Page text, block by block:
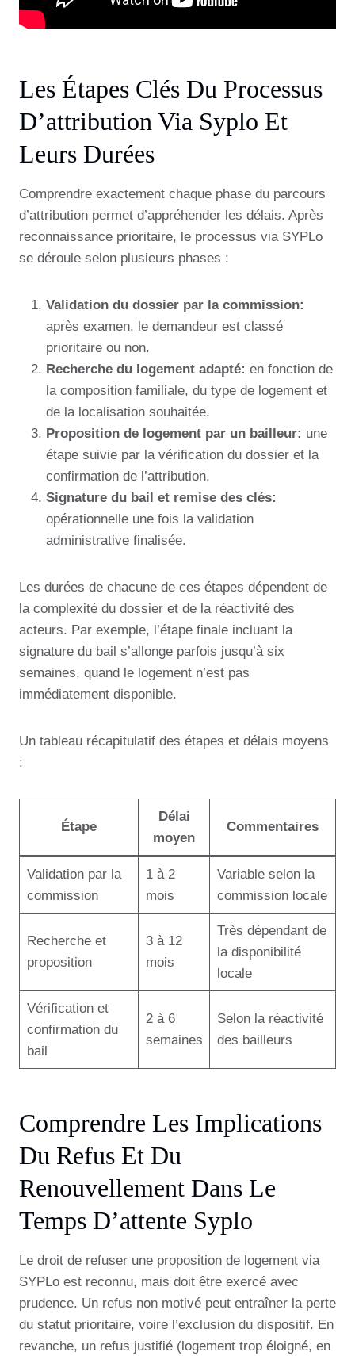
Les Étapes Clés Du Processus
D’attribution Via Syplo Et
Leurs Durées
Comprendre exactement chaque phase du parcours
d’attribution permet d’appréhender les délais. Après
reconnaissance prioritaire, le processus via SYPLo
se déroule selon plusieurs phases :
Validation du dossier par la commission:
après examen, le demandeur est classé
prioritaire ou non.
Recherche du logement adapté: en fonction de
la composition familiale, du type de logement et
de la localisation souhaitée.
Proposition de logement par un bailleur: une
étape suivie par la vérification du dossier et la
confirmation de l’attribution.
Signature du bail et remise des clés:
opérationnelle une fois la validation
administrative finalisée.
Les durées de chacune de ces étapes dépendent de
la complexité du dossier et de la réactivité des
acteurs. Par exemple, l’étape finale incluant la
signature du bail s’allonge parfois jusqu’à six
semaines, quand le logement n’est pas
immédiatement disponible.
Un tableau récapitulatif des étapes et délais moyens
:
Étape
Délai
moyen
Commentaires
Validation par la
commission
1 à 2
mois
Variable selon la
commission locale
Recherche et
proposition
3 à 12
mois
Très dépendant de
la disponibilité
locale
Vérification et
confirmation du
bail
2 à 6
semaines
Selon la réactivité
des bailleurs
Comprendre Les Implications
Du Refus Et Du
Renouvellement Dans Le
Temps D’attente Syplo
Le droit de refuser une proposition de logement via
SYPLo est reconnu, mais doit être exercé avec
prudence. Un refus non motivé peut entraîner la perte
du statut prioritaire, voire l’exclusion du dispositif. En
revanche, un refus justifié (logement trop éloigné, en